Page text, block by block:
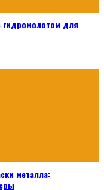
гидромолотом для
металла: